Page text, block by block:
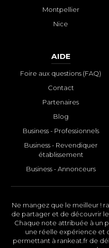
Montpellier
Nice
AIDE
Foire aux questions (FAQ)
Contact
Partenaires
Blog
Business - Professionnels
Business - Revendiquer
établissement
Business - Annonceurs
Ne mangez que le meilleur !
de partager et de découvrir
Chaque note attribuée à un
une réelle expérience et
permettant à rankeat.fr de